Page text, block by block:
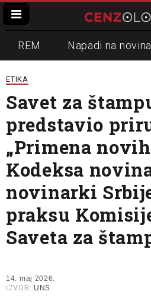
REM Napadi na
Zvučni top
Propaganda Lokalni
Informer Slavko
ETIKA
Savet za
predstavio
„Primena
Kodeksa
novinarki
praksu
Saveta za
14. maj 2026.
IZVOR: UNS